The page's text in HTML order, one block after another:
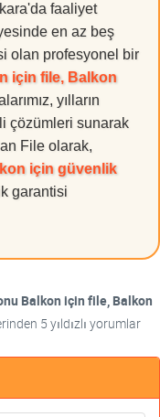
faaliyet
en az beş
olan profesyonel bir
için file, Balkon
yılların
çözümleri sunarak
File olarak,
için güvenlik
garantisi
Balkon için file, Balkon
5 yıldızlı yorumlar